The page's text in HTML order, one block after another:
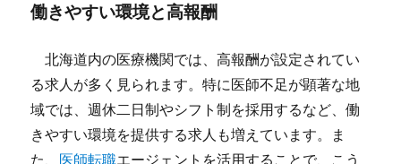
働きやすい環境と高報酬
北海道内の医療機関では、高報酬が設定されてい
る求人が多く見られます。特に医師不足が顕著な地
域では、週休二日制やシフト制を採用するなど、働
きやすい環境を提供する求人も増えています。ま
た、 医師転職エージェントを活用することで、こう